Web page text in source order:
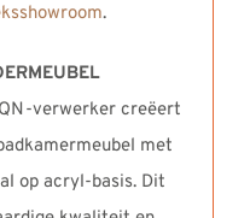
.
verwerker creëert
met
op acryl-basis. Dit